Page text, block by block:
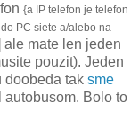
{a IP telefon je telefon
PC siete a/alebo na
ale mate len jeden
pouzit). Jeden
doobeda tak sme
autobusom. Bolo to